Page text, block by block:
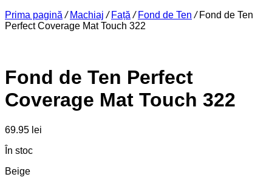
Prima pagină / Machiaj / Față / Fond de Ten / Fond de Ten
Perfect Coverage Mat Touch 322
Fond de Ten Perfect
Coverage Mat Touch 322
69.95 lei
În stoc
Beige